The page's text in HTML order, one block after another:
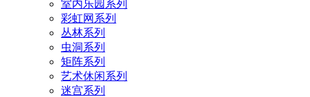
室内乐园系列
彩虹网系列
丛林系列
虫洞系列
矩阵系列
艺术休闲系列
迷宫系列